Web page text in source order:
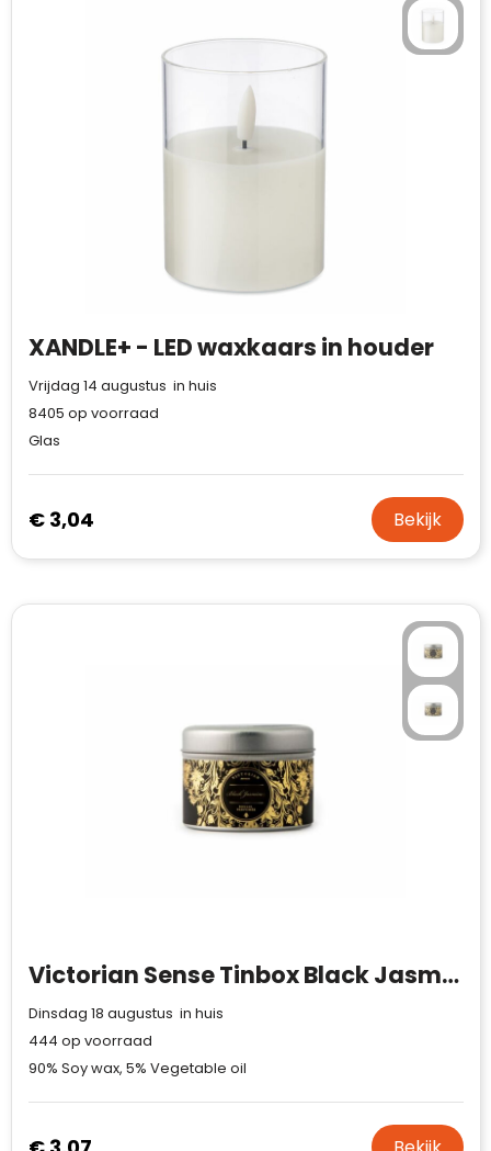
XANDLE+ - LED waxkaars in houder
Vrijdag 14 augustus in huis
8405 op voorraad
Glas
€ 3,04 Bekijk
Victorian Sense Tinbox Black Jasmine geurkaars
Dinsdag 18 augustus in huis
444 op voorraad
90% Soy wax, 5% Vegetable oil